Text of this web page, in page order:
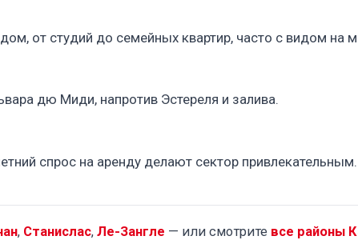
от студий до семейных квартир, часто с видом на
дю Миди, напротив Эстереля и залива.
спрос на аренду делают сектор привлекательным.
, Станислас, Ле-Зангле — или смотрите все районы